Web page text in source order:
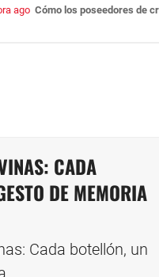
ago Cómo los poseedores de
CADA
DE MEMORIA